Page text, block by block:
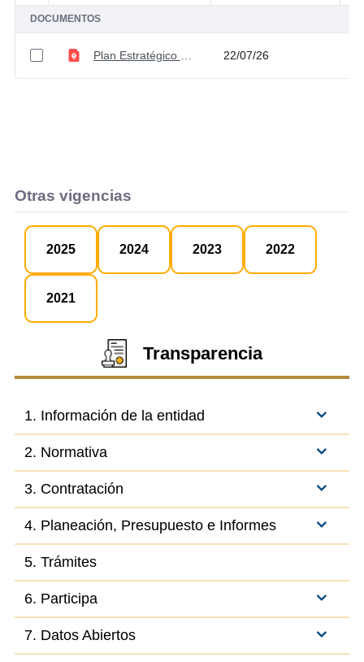
DOCUMENTOS
22/07/26
Otras vigencias
2025 2024 2023 2022
2021
Transparencia
1. Información de la entidad
2. Normativa
3. Contratación
4. Planeación, Presupuesto e Informes
5. Trámites
6. Participa
7. Datos Abiertos